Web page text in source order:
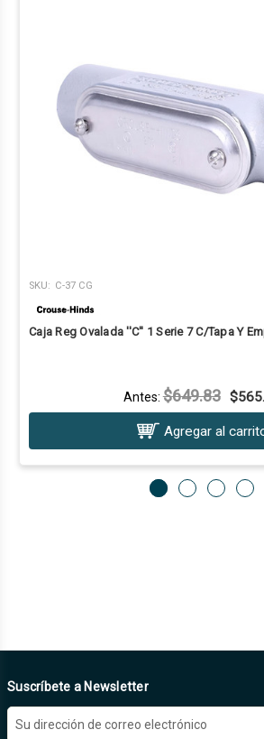
SKU: C-37 CG
Caja Reg Ovalada ''C'' 1 Serie 7 C/Tapa Y
Antes:$649.83
Agregar al
Suscríbete a Newsletter